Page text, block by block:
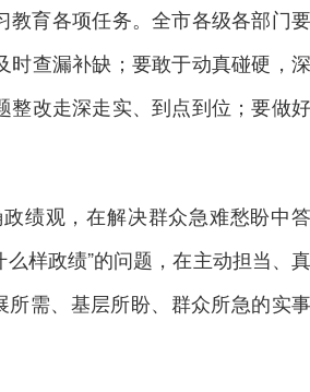
教育各项任务。全市各级各部门要
时查漏补缺；要敢于动真碰硬，深
整改走深走实、到点到位；要做好
绩观，在解决群众急难愁盼中答
样政绩”的问题，在主动担当、真
所需、基层所盼、群众所急的实事